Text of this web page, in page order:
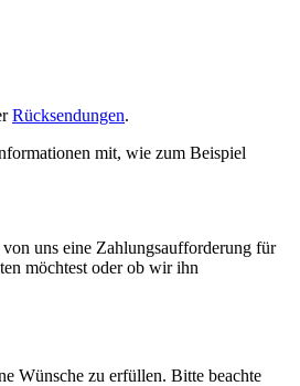
Rücksendungen.
mit, wie zum Beispiel
uns eine Zahlungsaufforderung für
möchtest oder ob wir ihn
Wünsche zu erfüllen. Bitte beachte